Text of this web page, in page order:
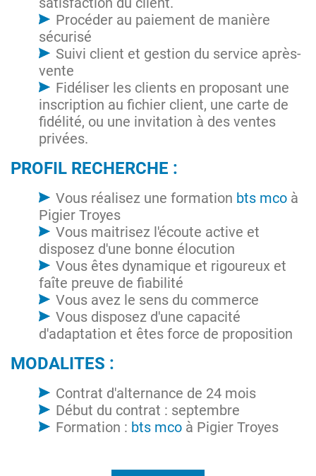
Procéder au paiement de manière
sécurisé
Suivi client et gestion du service après-
vente
Fidéliser les clients en proposant une
inscription au fichier client, une carte de
fidélité, ou une invitation à des ventes
privées.
PROFIL RECHERCHE :
Vous réalisez une formation bts mco à
Pigier Troyes
Vous maitrisez l'écoute active et
disposez d'une bonne élocution
Vous êtes dynamique et rigoureux et
faîte preuve de fiabilité
Vous avez le sens du commerce
Vous disposez d'une capacité
d'adaptation et êtes force de proposition
MODALITES :
Contrat d'alternance de 24 mois
Début du contrat : septembre
Formation : bts mco à Pigier Troyes